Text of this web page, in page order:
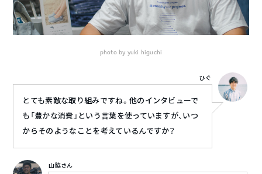
photo by yuki higuchi
とても素敵な取り組みですね。他のインタビューで
も「豊かな消費」という言葉を使っていますが、いつ
からそのようなことを考えているんですか？
ひぐ
山脇さん